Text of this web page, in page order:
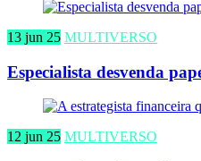
13 jun 25 MULTIVERSO
Especialista desvenda
12 jun 25 MULTIVERSO